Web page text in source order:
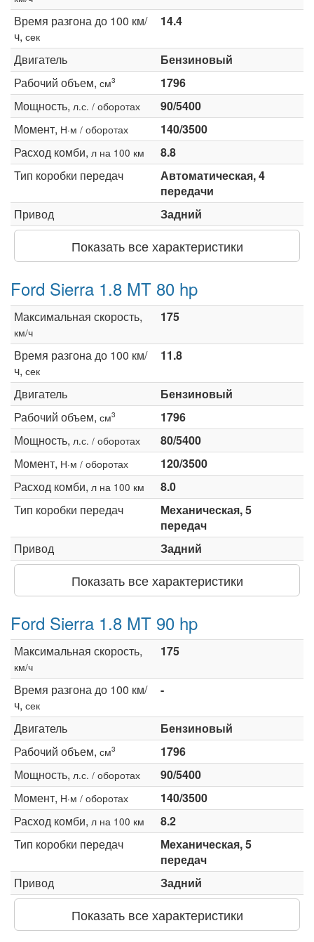
Время разгона до 100 км/
ч, сек
14.4
Двигатель
Бензиновый
Рабочий объем, см3
1796
Мощность, л.с. / оборотах
90/5400
Момент, Н·м / оборотах
140/3500
Расход комби, л на 100 км
8.8
Тип коробки передач
Автоматическая, 4
передачи
Привод
Задний
Показать все характеристики
Ford Sierra 1.8 MT 80 hp
Максимальная скорость,
км/ч
175
Время разгона до 100 км/
ч, сек
11.8
Двигатель
Бензиновый
Рабочий объем, см3
1796
Мощность, л.с. / оборотах
80/5400
Момент, Н·м / оборотах
120/3500
Расход комби, л на 100 км
8.0
Тип коробки передач
Механическая, 5
передач
Привод
Задний
Показать все характеристики
Ford Sierra 1.8 MT 90 hp
Максимальная скорость,
км/ч
175
Время разгона до 100 км/
ч, сек
-
Двигатель
Бензиновый
Рабочий объем, см3
1796
Мощность, л.с. / оборотах
90/5400
Момент, Н·м / оборотах
140/3500
Расход комби, л на 100 км
8.2
Тип коробки передач
Механическая, 5
передач
Привод
Задний
Показать все характеристики